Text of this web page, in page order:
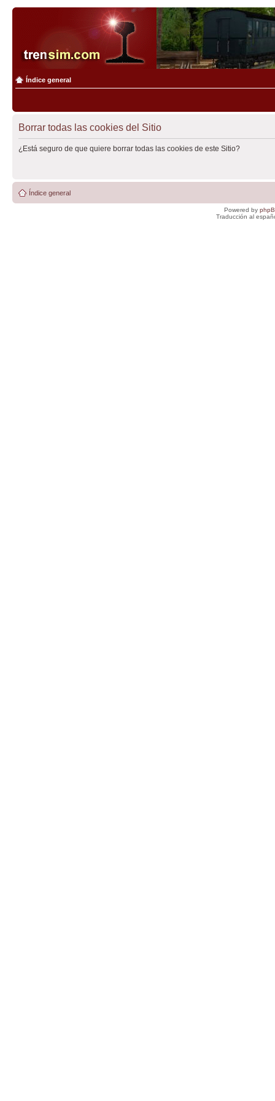
Índice general
Borrar todas las cookies del Sitio
¿Está seguro de que quiere borrar todas las cookies de este Sitio?
Índice general
Powered by
Traducción al